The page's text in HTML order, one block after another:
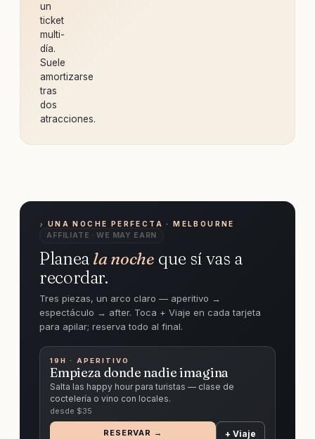
un
ticket
multi-
día.
Suele
amortizarse
tras
dos
atracciones.
♪ UNA NOCHE PERFECTA · MELBOURNE
AFFILIATE · WE MAY EARN
Planea la noche que sí vas a
recordar.
Tres piezas, un arco claro — aperitivo →
espectáculo → after. Toca + Viaje en cada tarjeta
para apilar; reserva todo al final.
19H · APERITIVO
Empieza donde nadie imagina
Salta las happy hour para turistas — clase de
coctelería o vino con locales.
desde $35
RESERVAR → + Viaje